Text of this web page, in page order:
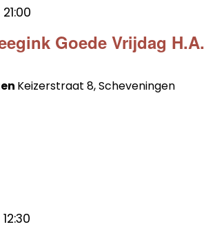
Goede Vrijdag H.A.
21:00
Keizerstraat 8, Scheveningen
12:30